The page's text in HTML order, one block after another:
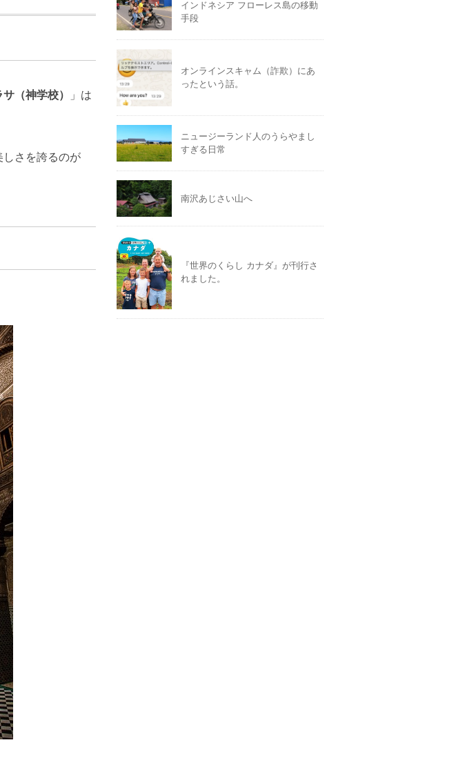
（神学校）
」は
さを誇るのが
インドネシア フローレス島の移動
手段
オンラインスキャム（詐欺）にあ
ったという話。
ニュージーランド人のうらやまし
すぎる日常
南沢あじさい山へ
『世界のくらし カナダ』が刊行さ
れました。